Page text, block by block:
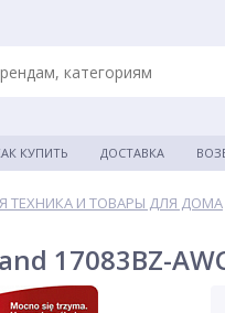
КУПИТЬ ДОСТАВКА
ТЕХНИКА И ТОВАРЫ ДЛЯ ДОМА
17083BZ-